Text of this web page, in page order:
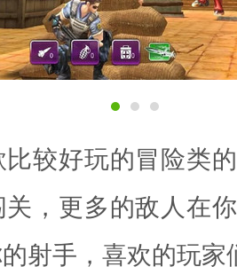
较好玩的冒险类
，更多的敌人在
射手，喜欢的玩家